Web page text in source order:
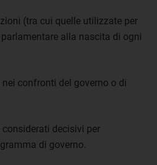
(tra cui quelle utilizzate per
alla nascita di ogni
confronti del governo o di
decisivi per
di governo.